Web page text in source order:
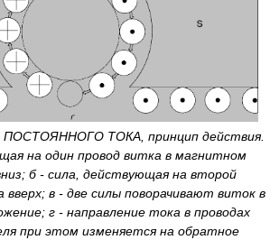
ПОСТОЯННОГО ТОКА, принцип действия.
на один провод витка в магнитном
б - сила, действующая на второй
вверх; в - две силы поворачивают виток в
г - направление тока в проводах
при этом изменяется на обратное